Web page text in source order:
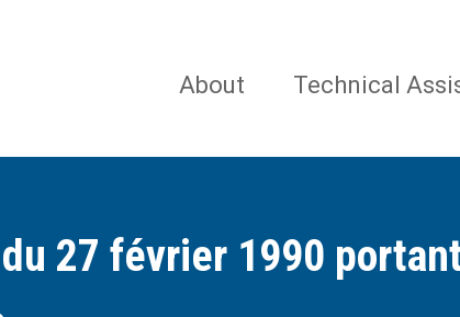
content
About Technical
27 février 1990